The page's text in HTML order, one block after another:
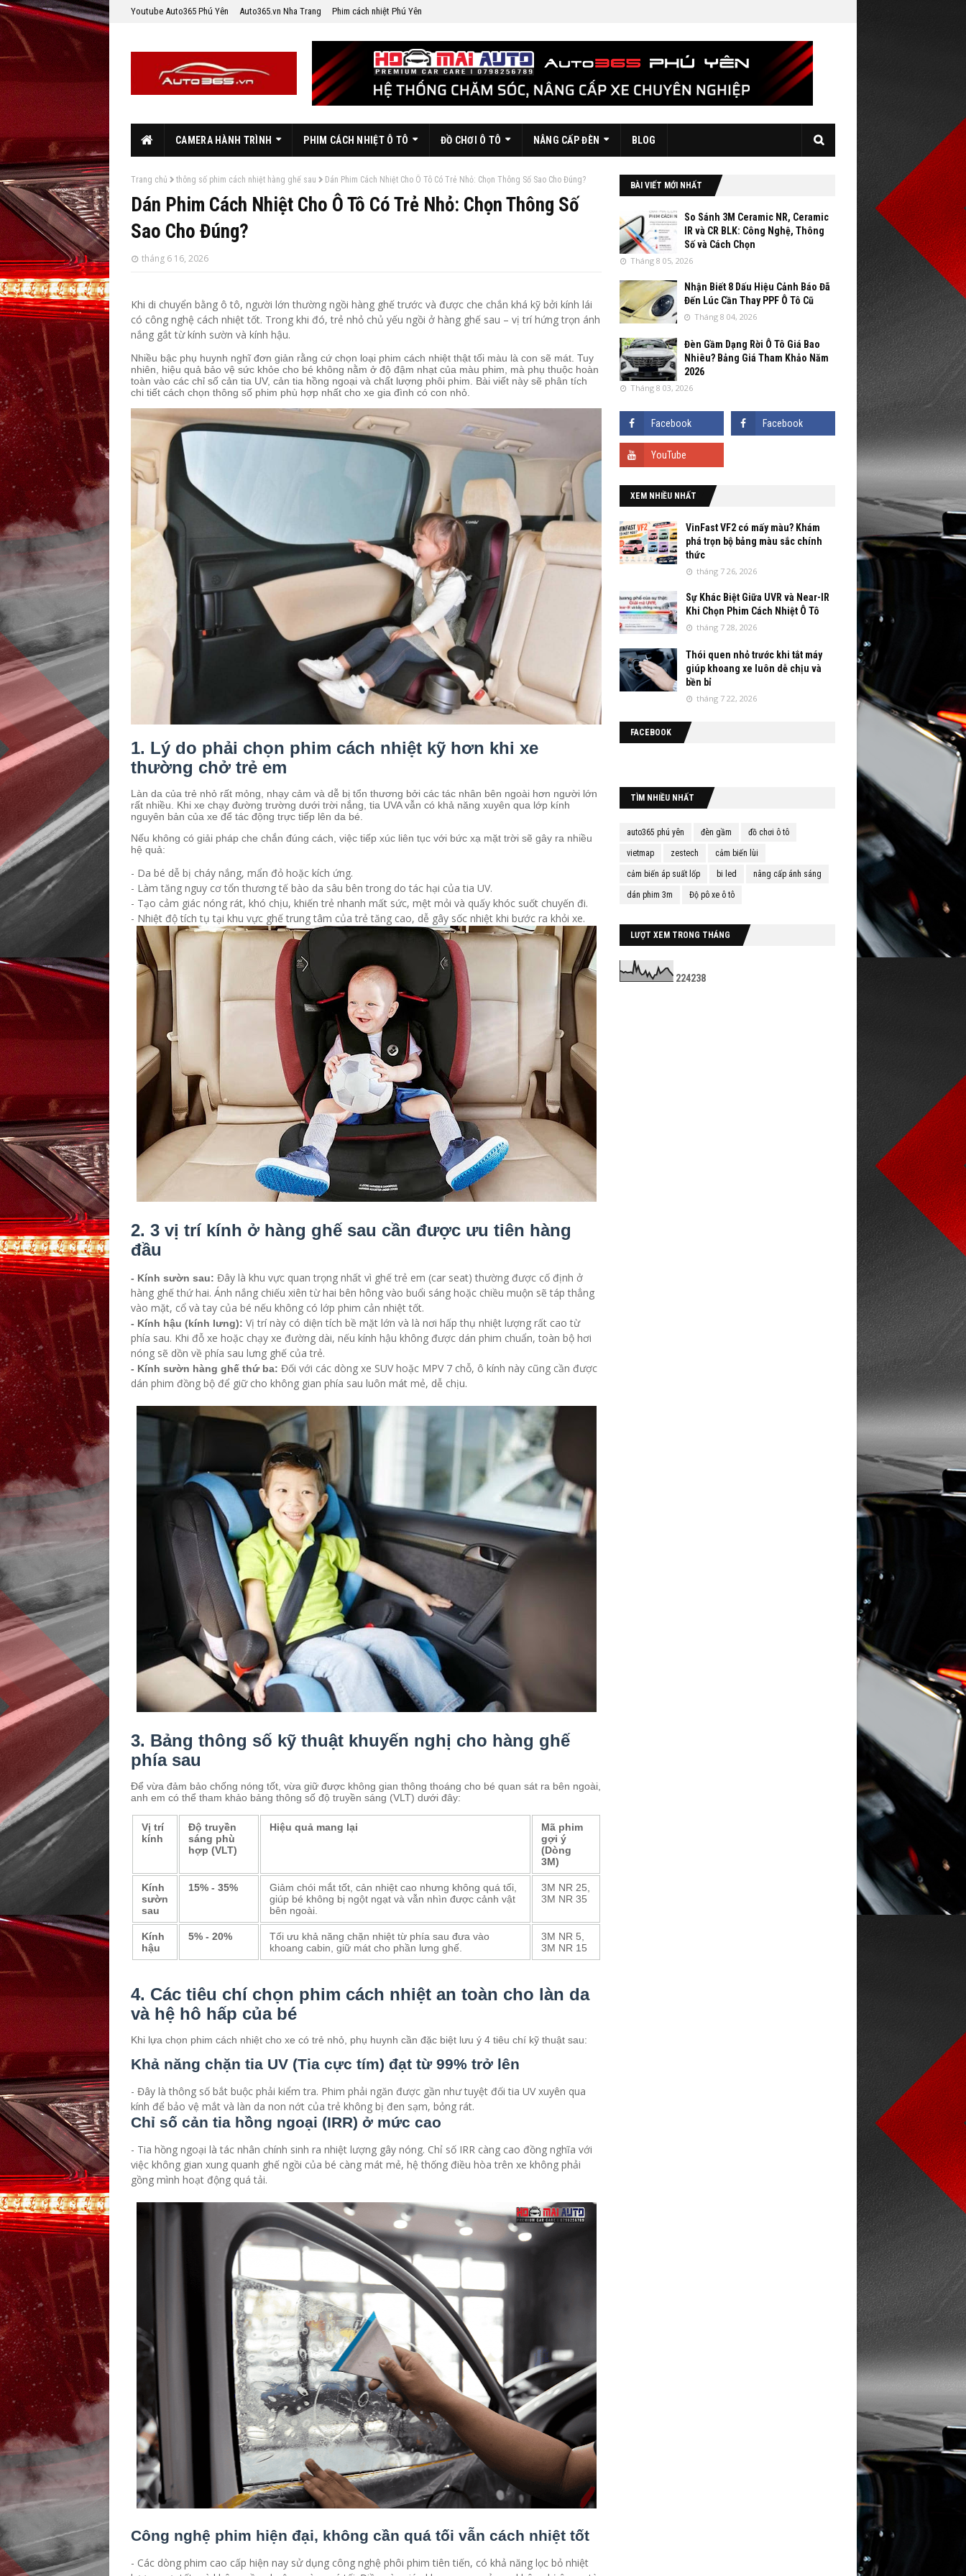
Youtube Auto365 Phú Yên Auto365.vn Nha Trang Phim cách nhiệt Phú Yên
CAMERA HÀNH TRÌNH PHIM CÁCH NHIỆT Ô TÔ ĐỒ CHƠI Ô TÔ NÂNG CẤP ĐÈN BLOG
Trang chủ thông số phim cách nhiệt hàng ghế sau Dán Phim Cách Nhiệt Cho Ô Tô Có Trẻ Nhỏ: Chọn Thông Số Sao Cho Đúng?
Dán Phim Cách Nhiệt Cho Ô Tô Có Trẻ Nhỏ: Chọn Thông Số
Sao Cho Đúng?
tháng 6 16, 2026
Khi di chuyển bằng ô tô, người lớn thường ngồi hàng ghế trước và được che chắn khá kỹ bởi kính lái
có công nghệ cách nhiệt tốt. Trong khi đó, trẻ nhỏ chủ yếu ngồi ở hàng ghế sau – vị trí hứng trọn ánh
nắng gắt từ kính sườn và kính hậu.
Nhiều bậc phụ huynh nghĩ đơn giản rằng cứ chọn loại phim cách nhiệt thật tối màu là con sẽ mát. Tuy
nhiên, hiệu quả bảo vệ sức khỏe cho bé không nằm ở độ đậm nhạt của màu phim, mà phụ thuộc hoàn
toàn vào các chỉ số cản tia UV, cản tia hồng ngoại và chất lượng phôi phim. Bài viết này sẽ phân tích
chi tiết cách chọn thông số phim phù hợp nhất cho xe gia đình có con nhỏ.
1. Lý do phải chọn phim cách nhiệt kỹ hơn khi xe
thường chở trẻ em
Làn da của trẻ nhỏ rất mỏng, nhạy cảm và dễ bị tổn thương bởi các tác nhân bên ngoài hơn người lớn
rất nhiều. Khi xe chạy đường trường dưới trời nắng, tia UVA vẫn có khả năng xuyên qua lớp kính
nguyên bản của xe để tác động trực tiếp lên da bé.
Nếu không có giải pháp che chắn đúng cách, việc tiếp xúc liên tục với bức xạ mặt trời sẽ gây ra nhiều
hệ quả:
- Da bé dễ bị cháy nắng, mẩn đỏ hoặc kích ứng.
- Làm tăng nguy cơ tổn thương tế bào da sâu bên trong do tác hại của tia UV.
- Tạo cảm giác nóng rát, khó chịu, khiến trẻ nhanh mất sức, mệt mỏi và quấy khóc suốt chuyến đi.
- Nhiệt độ tích tụ tại khu vực ghế trung tâm của trẻ tăng cao, dễ gây sốc nhiệt khi bước ra khỏi xe.
2. 3 vị trí kính ở hàng ghế sau cần được ưu tiên hàng
đầu
- Kính sườn sau: Đây là khu vực quan trọng nhất vì ghế trẻ em (car seat) thường được cố định ở
hàng ghế thứ hai. Ánh nắng chiếu xiên từ hai bên hông vào buổi sáng hoặc chiều muộn sẽ táp thẳng
vào mặt, cổ và tay của bé nếu không có lớp phim cản nhiệt tốt.
- Kính hậu (kính lưng): Vị trí này có diện tích bề mặt lớn và là nơi hấp thụ nhiệt lượng rất cao từ
phía sau. Khi đỗ xe hoặc chạy xe đường dài, nếu kính hậu không được dán phim chuẩn, toàn bộ hơi
nóng sẽ dồn về phía sau lưng ghế của trẻ.
- Kính sườn hàng ghế thứ ba: Đối với các dòng xe SUV hoặc MPV 7 chỗ, ô kính này cũng cần được
dán phim đồng bộ để giữ cho không gian phía sau luôn mát mẻ, dễ chịu.
3. Bảng thông số kỹ thuật khuyến nghị cho hàng ghế
phía sau
Để vừa đảm bảo chống nóng tốt, vừa giữ được không gian thông thoáng cho bé quan sát ra bên ngoài,
anh em có thể tham khảo bảng thông số độ truyền sáng (VLT) dưới đây:
Vị trí
kính
Độ truyền
sáng phù
hợp (VLT)
Hiệu quả mang lại
Mã phim
gợi ý
(Dòng
3M)
Kính
sườn
sau
15% - 35%
Giảm chói mắt tốt, cản nhiệt cao nhưng không quá tối,
giúp bé không bị ngột ngạt và vẫn nhìn được cảnh vật
bên ngoài.
3M NR 25,
3M NR 35
Kính
hậu
5% - 20%
Tối ưu khả năng chặn nhiệt từ phía sau đưa vào
khoang cabin, giữ mát cho phần lưng ghế.
3M NR 5,
3M NR 15
4. Các tiêu chí chọn phim cách nhiệt an toàn cho làn da
và hệ hô hấp của bé
Khi lựa chọn phim cách nhiệt cho xe có trẻ nhỏ, phụ huynh cần đặc biệt lưu ý 4 tiêu chí kỹ thuật sau:
Khả năng chặn tia UV (Tia cực tím) đạt từ 99% trở lên
- Đây là thông số bắt buộc phải kiểm tra. Phim phải ngăn được gần như tuyệt đối tia UV xuyên qua
kính để bảo vệ mắt và làn da non nớt của trẻ không bị đen sạm, bỏng rát.
Chỉ số cản tia hồng ngoại (IRR) ở mức cao
- Tia hồng ngoại là tác nhân chính sinh ra nhiệt lượng gây nóng. Chỉ số IRR càng cao đồng nghĩa với
việc không gian xung quanh ghế ngồi của bé càng mát mẻ, hệ thống điều hòa trên xe không phải
gồng mình hoạt động quá tải.
Công nghệ phim hiện đại, không cần quá tối vẫn cách nhiệt tốt
- Các dòng phim cao cấp hiện nay sử dụng công nghệ phôi phim tiên tiến, có khả năng lọc bỏ nhiệt
BÀI VIẾT MỚI NHẤT
So Sánh 3M Ceramic NR, Ceramic
IR và CR BLK: Công Nghệ, Thông
Số và Cách Chọn
Tháng 8 05, 2026
Nhận Biết 8 Dấu Hiệu Cảnh Báo Đã
Đến Lúc Cần Thay PPF Ô Tô Cũ
Tháng 8 04, 2026
Đèn Gầm Dạng Rời Ô Tô Giá Bao
Nhiêu? Bảng Giá Tham Khảo Năm
2026
Tháng 8 03, 2026
XEM NHIỀU NHẤT
VinFast VF2 có mấy màu? Khám
phá trọn bộ bảng màu sắc chính
thức
tháng 7 26, 2026
Sự Khác Biệt Giữa UVR và Near-IR
Khi Chọn Phim Cách Nhiệt Ô Tô
tháng 7 28, 2026
Thói quen nhỏ trước khi tắt máy
giúp khoang xe luôn dễ chịu và
bền bỉ
tháng 7 22, 2026
FACEBOOK
TÌM NHIỀU NHẤT
auto365 phú yên đèn gầm đồ chơi ô tô
vietmap zestech cảm biến lùi
cảm biến áp suất lốp bi led nâng cấp ánh sáng
dán phim 3m Độ pô xe ô tô
LƯỢT XEM TRONG THÁNG
224238